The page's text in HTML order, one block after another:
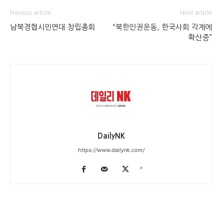
Previous article
남북경협시민연대 창립총회
Next article
“북한인권운동, 한국사회 각계에
확산중”
DailyNK
https://www.dailynk.com/